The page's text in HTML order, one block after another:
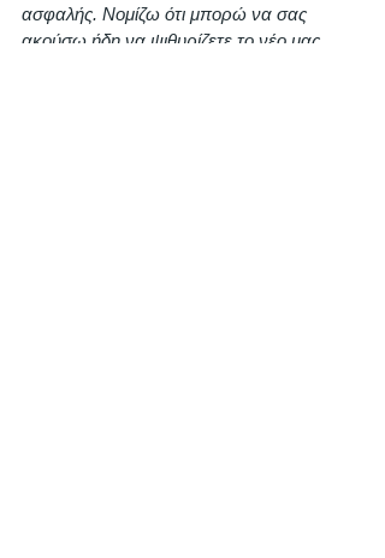
ασφαλής. Νομίζω ότι μπορώ να σας
ακούσω ήδη να ψιθυρίζετε το νέο μας